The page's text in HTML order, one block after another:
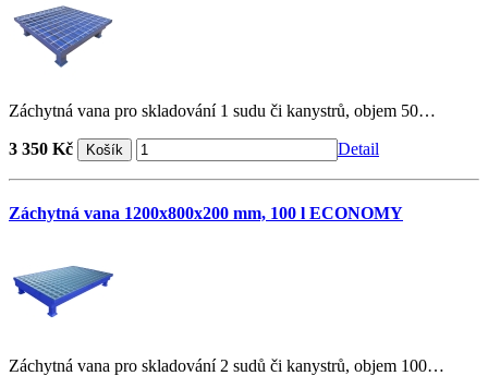
Záchytná vana pro skladování 1 sudu či kanystrů, objem 50…
3 350 Kč Detail
Záchytná vana 1200x800x200 mm, 100 l ECONOMY
Záchytná vana pro skladování 2 sudů či kanystrů, objem 100…